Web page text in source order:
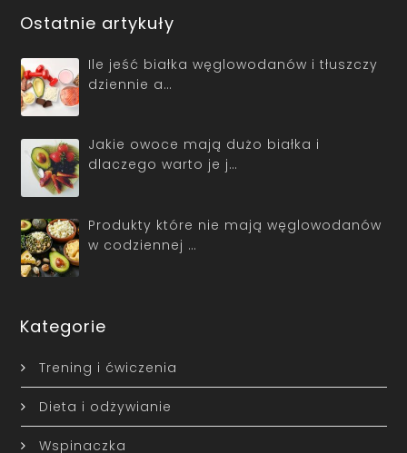
Ostatnie artykuły
Ile jeść białka węglowodanów i tłuszczy
dziennie a…
Jakie owoce mają dużo białka i
dlaczego warto je j…
Produkty które nie mają węglowodanów
w codziennej …
Kategorie
Trening i ćwiczenia
Dieta i odżywianie
Wspinaczka